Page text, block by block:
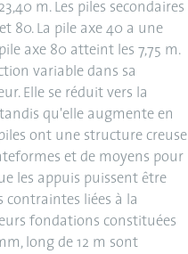
m. Les piles secondaires
80. La pile axe 40 a une
axe 80 atteint les 7,75 m.
variable dans sa
Elle se réduit vers la
qu'elle augmente en
ont une structure creuse
et de moyens pour
les appuis puissent être
contraintes liées à la
fondations constituées
long de 12 m sont